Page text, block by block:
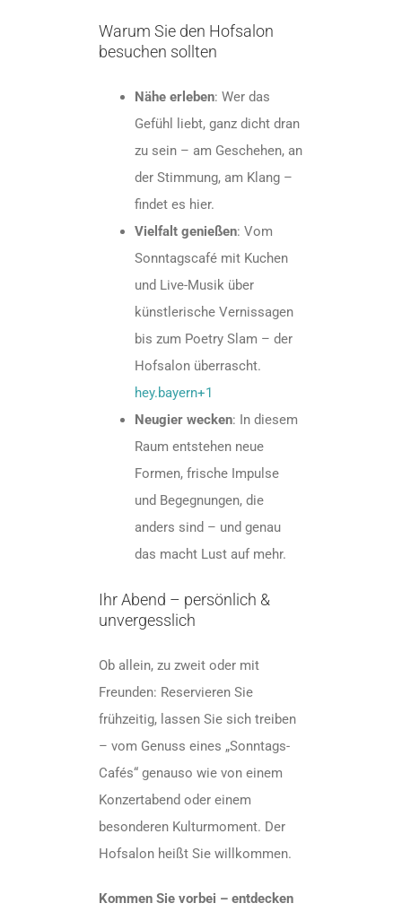
Warum Sie den Hofsalon
besuchen sollten
Nähe erleben: Wer das
Gefühl liebt, ganz dicht dran
zu sein – am Geschehen, an
der Stimmung, am Klang –
findet es hier.
Vielfalt genießen: Vom
Sonntagscafé mit Kuchen
und Live-Musik über
künstlerische Vernissagen
bis zum Poetry Slam – der
Hofsalon überrascht.
hey.bayern+1
Neugier wecken: In diesem
Raum entstehen neue
Formen, frische Impulse
und Begegnungen, die
anders sind – und genau
das macht Lust auf mehr.
Ihr Abend – persönlich &
unvergesslich
Ob allein, zu zweit oder mit
Freunden: Reservieren Sie
frühzeitig, lassen Sie sich treiben
– vom Genuss eines „Sonntags-
Cafés“ genauso wie von einem
Konzertabend oder einem
besonderen Kulturmoment. Der
Hofsalon heißt Sie willkommen.
Kommen Sie vorbei – entdecken